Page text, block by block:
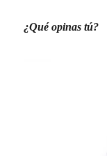
¿Qué opinas tú?